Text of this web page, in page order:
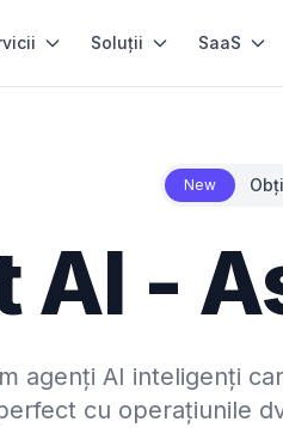
Soluții SaaS
New
AI -
agenți AI inteligenți
cu operațiunile